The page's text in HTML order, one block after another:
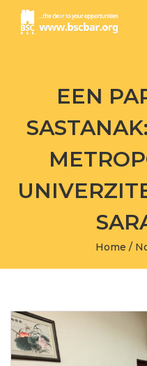
EEN
Home /